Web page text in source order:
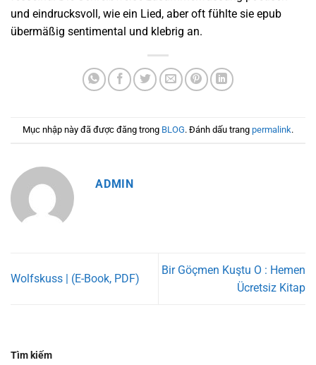
und eindrucksvoll, wie ein Lied, aber oft fühlte sie epub
übermäßig sentimental und klebrig an.
Mục nhập này đã được đăng trong BLOG. Đánh dấu trang permalink.
ADMIN
Wolfskuss | (E-Book, PDF)
Bir Göçmen Kuştu O : Hemen
Ücretsiz Kitap
Tìm kiếm